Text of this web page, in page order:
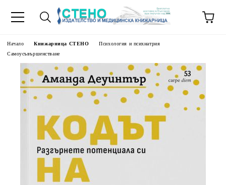
Начало Книжарница СТЕНО
Психология и психиатрия
Самоусъвършенстване